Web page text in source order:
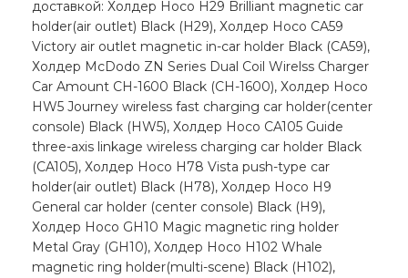
доставкой: Холдер Hoco H29 Brilliant magnetic car
holder(air outlet) Black (H29), Холдер Hoco CA59
Victory air outlet magnetic in-car holder Black (CA59),
Холдер McDodo ZN Series Dual Coil Wirelss Charger
Car Amount CH-1600 Black (CH-1600), Холдер Hoco
HW5 Journey wireless fast charging car holder(center
console) Black (HW5), Холдер Hoco CA105 Guide
three-axis linkage wireless charging car holder Black
(CA105), Холдер Hoco H78 Vista push-type car
holder(air outlet) Black (H78), Холдер Hoco H9
General car holder (center console) Black (H9),
Холдер Hoco GH10 Magic magnetic ring holder
Metal Gray (GH10), Холдер Hoco H102 Whale
magnetic ring holder(multi-scene) Black (H102),